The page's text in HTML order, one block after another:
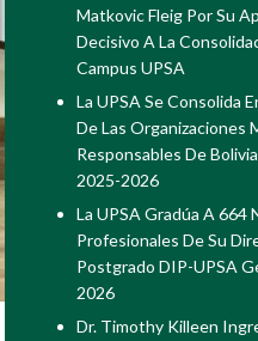
Matkovic Fleig Por Su
Decisivo A La
Campus UPSA
La UPSA Se Consolida
De Las Organizaciones
Responsables De
2025-2026
La UPSA Gradúa A 664
Profesionales De Su
Postgrado DIP-UPSA
2026
Dr. Timothy Killeen